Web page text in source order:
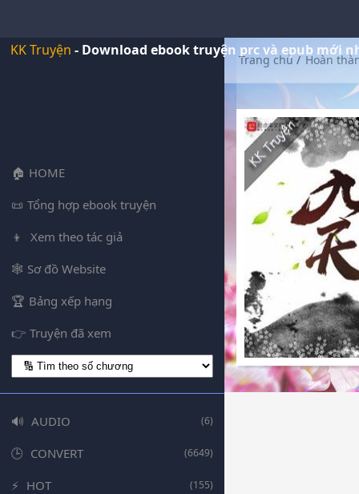
KK Truyện - Download ebook truyện prc và epub mới
HOME
Tổng hợp ebook truyện
Xem theo tác giả
Sơ đồ Website
Bảng xếp hạng
Truyện đã xem
AUDIO (6)
CONVERT (6649)
HOT (155)
Trang chủ/ Hoàn